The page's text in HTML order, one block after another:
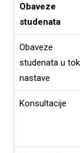
Obaveze
studenata
Obaveze
studenata u
nastave
Konsultacije